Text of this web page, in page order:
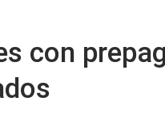
con